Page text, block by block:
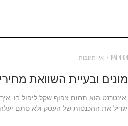
4:04 PM אין תגובות
ובעיית השוואת
הוא תחום צפוף שקל ליפול בו.
את ההכנסות של העסק ולא סתם